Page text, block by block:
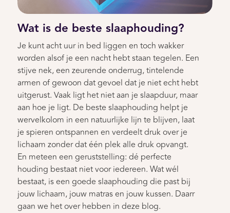
Wat is de beste slaaphouding?
Je kunt acht uur in bed liggen en toch wakker
worden alsof je een nacht hebt staan tegelen. Een
stijve nek, een zeurende onderrug, tintelende
armen of gewoon dat gevoel dat je niet echt hebt
uitgerust. Vaak ligt het niet aan je slaapduur, maar
aan hoe je ligt. De beste slaaphouding helpt je
wervelkolom in een natuurlijke lijn te blijven, laat
je spieren ontspannen en verdeelt druk over je
lichaam zonder dat één plek alle druk opvangt.
En meteen een geruststelling: dé perfecte
houding bestaat niet voor iedereen. Wat wél
bestaat, is een goede slaaphouding die past bij
jouw lichaam, jouw matras en jouw kussen. Daarr
gaan we het over hebben in deze blog.